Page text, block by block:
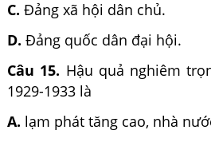
C. Đảng xã hội dân chủ.
D. Đảng quốc dân đại hội.
Câu 15. Hậu quả nghiêm
1929-1933 là
A. lạm phát tăng cao, nhà